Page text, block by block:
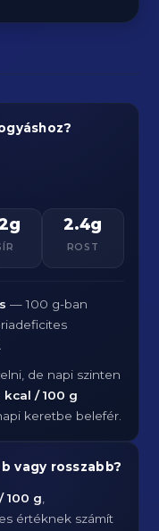
2.4g
ROST
— 100 g-ban
de napi szinten
kcal / 100 g
keretbe belefér.
vagy rosszabb?
100 g
értéknek számít